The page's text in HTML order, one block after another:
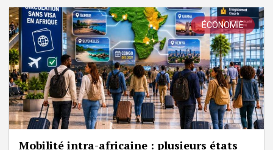
ÉCONOMIE
Mobilité intra-africaine : plusieurs états